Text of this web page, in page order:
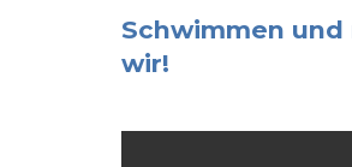
Schwimmen und
wir!